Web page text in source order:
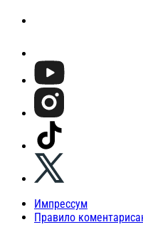
Импрессум
Правило